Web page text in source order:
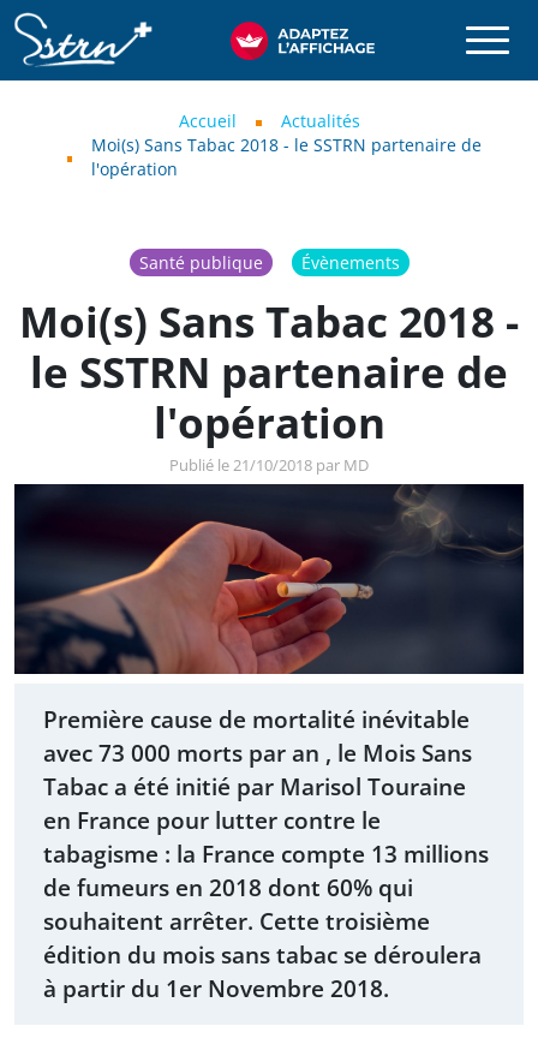
Aller au contenu principal
SSTRN
Accueil
Actualités
Moi(s) Sans Tabac 2018 - le SSTRN partenaire de
l'opération
Santé publique Évènements
Moi(s) Sans Tabac 2018 -
le SSTRN partenaire de
l'opération
Publié le 21/10/2018 par MD
Première cause de mortalité inévitable
avec 73 000 morts par an , le Mois Sans
Tabac a été initié par Marisol Touraine
en France pour lutter contre le
tabagisme : la France compte 13 millions
de fumeurs en 2018 dont 60% qui
souhaitent arrêter. Cette troisième
édition du mois sans tabac se déroulera
à partir du 1er Novembre 2018.